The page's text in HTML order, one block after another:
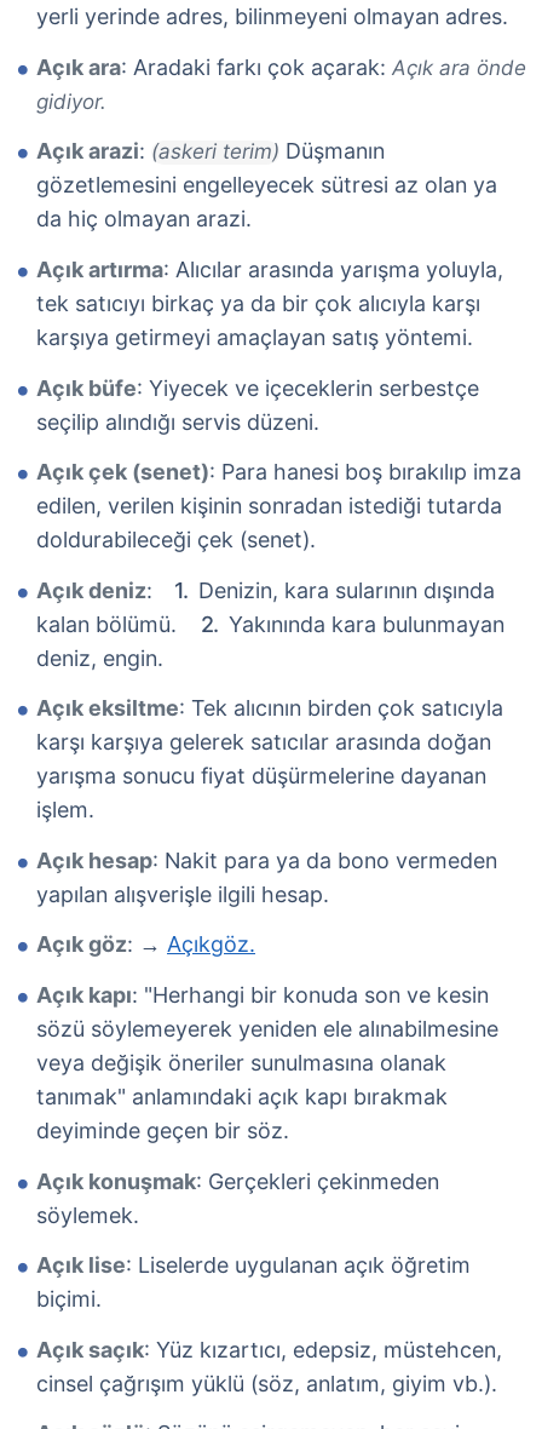
yerli yerinde adres, bilinmeyeni olmayan adres.
Açık ara: Aradaki farkı çok açarak: Açık ara önde
gidiyor.
Açık arazi: (askeri terim) Düşmanın
gözetlemesini engelleyecek sütresi az olan ya
da hiç olmayan arazi.
Açık artırma: Alıcılar arasında yarışma yoluyla,
tek satıcıyı birkaç ya da bir çok alıcıyla karşı
karşıya getirmeyi amaçlayan satış yöntemi.
Açık büfe: Yiyecek ve içeceklerin serbestçe
seçilip alındığı servis düzeni.
Açık çek (senet): Para hanesi boş bırakılıp imza
edilen, verilen kişinin sonradan istediği tutarda
doldurabileceği çek (senet).
Açık deniz:
Denizin, kara sularının dışında
kalan bölümü.
Yakınında kara bulunmayan
deniz, engin.
Açık eksiltme: Tek alıcının birden çok satıcıyla
karşı karşıya gelerek satıcılar arasında doğan
yarışma sonucu fiyat düşürmelerine dayanan
işlem.
Açık hesap: Nakit para ya da bono vermeden
yapılan alışverişle ilgili hesap.
Açık göz: → Açıkgöz.
Açık kapı: "Herhangi bir konuda son ve kesin
sözü söylemeyerek yeniden ele alınabilmesine
veya değişik öneriler sunulmasına olanak
tanımak" anlamındaki açık kapı bırakmak
deyiminde geçen bir söz.
Açık konuşmak: Gerçekleri çekinmeden
söylemek.
Açık lise: Liselerde uygulanan açık öğretim
biçimi.
Açık saçık: Yüz kızartıcı, edepsiz, müstehcen,
cinsel çağrışım yüklü (söz, anlatım, giyim vb.).